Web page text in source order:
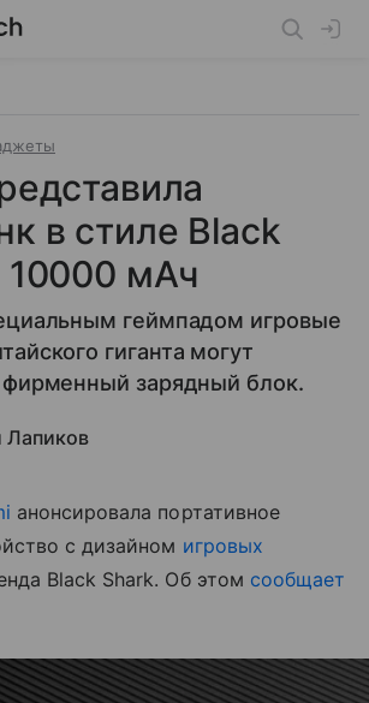
в стиле Black
10000 мАч
геймпадом игровые
гиганта могут
фирменный зарядный блок.
Лапиков
анонсировала портативное
с дизайном игровых
Black Shark. Об этом сообщает